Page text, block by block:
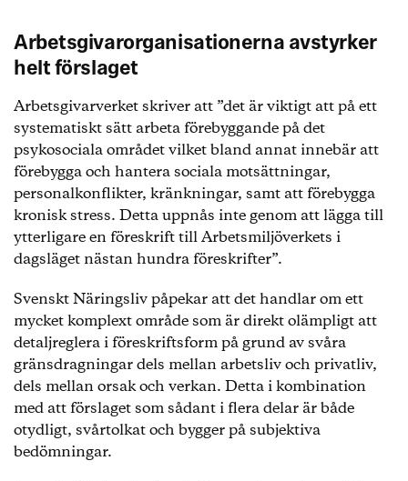
Arbetsgivarorganisationerna avstyrker
helt förslaget
Arbetsgivarverket skriver att ”det är viktigt att på ett
systematiskt sätt arbeta förebyggande på det
psykosociala området vilket bland annat innebär att
förebygga och hantera sociala motsättningar,
personalkonflikter, kränkningar, samt att förebygga
kronisk stress. Detta uppnås inte genom att lägga till
ytterligare en föreskrift till Arbetsmiljöverkets i
dagsläget nästan hundra föreskrifter”.
Svenskt Näringsliv påpekar att det handlar om ett
mycket komplext område som är direkt olämpligt att
detaljreglera i föreskriftsform på grund av svåra
gränsdragningar dels mellan arbetsliv och privatliv,
dels mellan orsak och verkan. Detta i kombination
med att förslaget som sådant i flera delar är både
otydligt, svårtolkat och bygger på subjektiva
bedömningar.